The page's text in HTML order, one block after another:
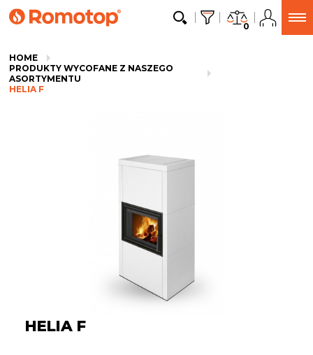
0
HOME
PRODUKTY WYCOFANE Z NASZEGO
ASORTYMENTU
HELIA F
HELIA F